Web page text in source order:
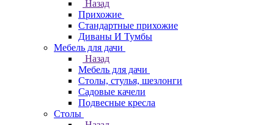
Назад
Прихожие
Стандартные прихожие
Диваны И Тумбы
Мебель для дачи
Назад
Мебель для дачи
Столы, стулья, шезлонги
Садовые качели
Подвесные кресла
Столы